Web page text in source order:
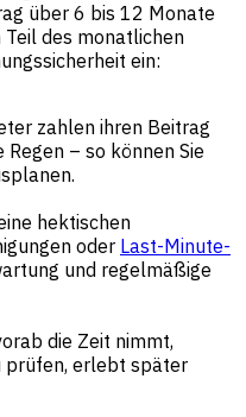
über 6 bis 12 Monate
Teil des monatlichen
ein:
zahlen ihren Beitrag
– so können Sie
hektischen
oder Last-Minute-
und regelmäßige
die Zeit nimmt,
prüfen, erlebt später